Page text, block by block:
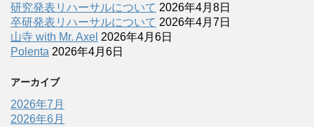
研究発表リハーサルについて 2026年4月8日
卒研発表リハーサルについて 2026年4月7日
山寺 with Mr. Axel 2026年4月6日
Polenta 2026年4月6日
アーカイブ
2026年7月
2026年6月